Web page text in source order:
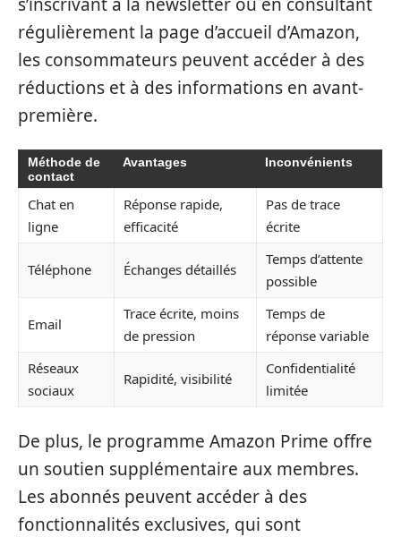
régulièrement la page d’accueil d’Amazon,
les consommateurs peuvent accéder à des
réductions et à des informations en avant-
première.
Méthode de
contact
Avantages Inconvénients
Chat en
ligne
Réponse rapide,
efficacité
Pas de trace
écrite
Téléphone Échanges détaillés
Temps d’attente
possible
Email
Trace écrite, moins
de pression
Temps de
réponse variable
Réseaux
sociaux
Rapidité, visibilité
Confidentialité
limitée
De plus, le programme Amazon Prime offre
un soutien supplémentaire aux membres.
Les abonnés peuvent accéder à des
fonctionnalités exclusives, qui sont